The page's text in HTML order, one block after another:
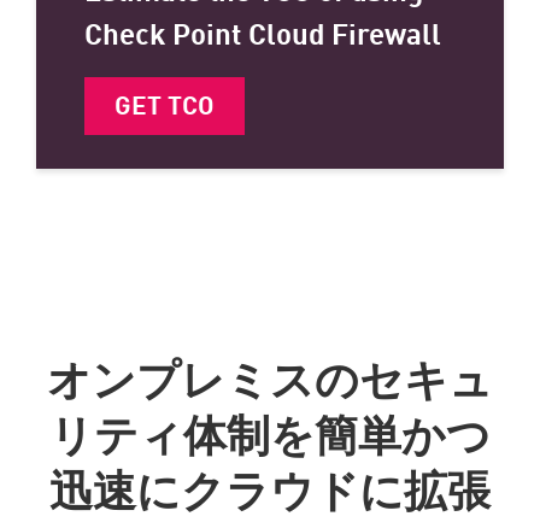
Check Point Cloud Firewall
GET TCO
オンプレミスのセキュ
リティ体制を簡単かつ
迅速にクラウドに拡張